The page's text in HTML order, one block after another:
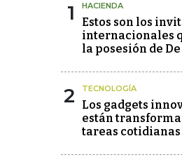
1 HACIENDA
Estos son los
internacionales
la posesión de
2 TECNOLOGÍA
Los gadgets
están
tareas